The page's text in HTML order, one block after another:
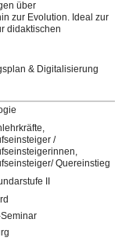
über
zur Evolution. Ideal zur
didaktischen
& Digitalisierung
/
Quereinstieg
II